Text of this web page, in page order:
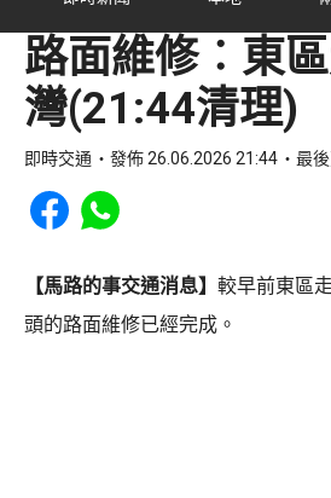
路面維修︰東
灣(21:44清理)
即時交通 發佈 26.06.2026 21:44 最
Share to Facebook
Share to WhatsApp
【馬路的事交通消息】 較早前東區
頭的路面維修已經完成。